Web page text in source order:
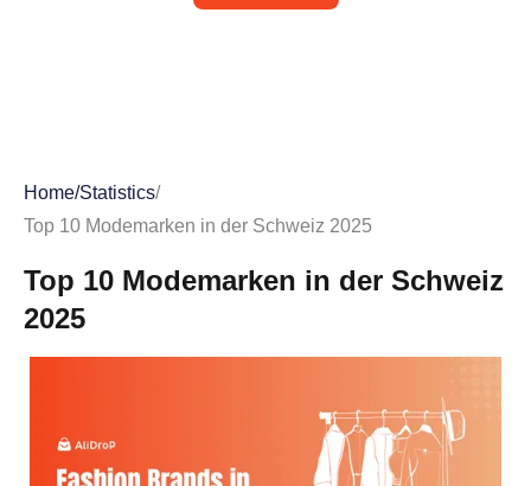
Home/Statistics/
Top 10 Modemarken in der Schweiz 2025
Top 10 Modemarken in der Schweiz
2025